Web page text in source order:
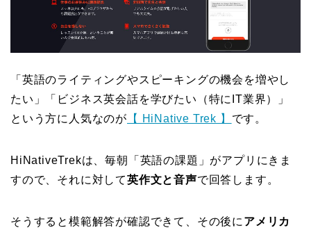
「英語のライティングやスピーキングの機会を増やし
たい」「ビジネス英会話を学びたい（特にIT業界）」
という方に人気なのが 【 HiNative Trek 】 です。
HiNativeTrekは、毎朝「英語の課題」がアプリにきま
すので、それに対して英作文と音声で回答します。
そうすると模範解答が確認できて、その後に アメリカ